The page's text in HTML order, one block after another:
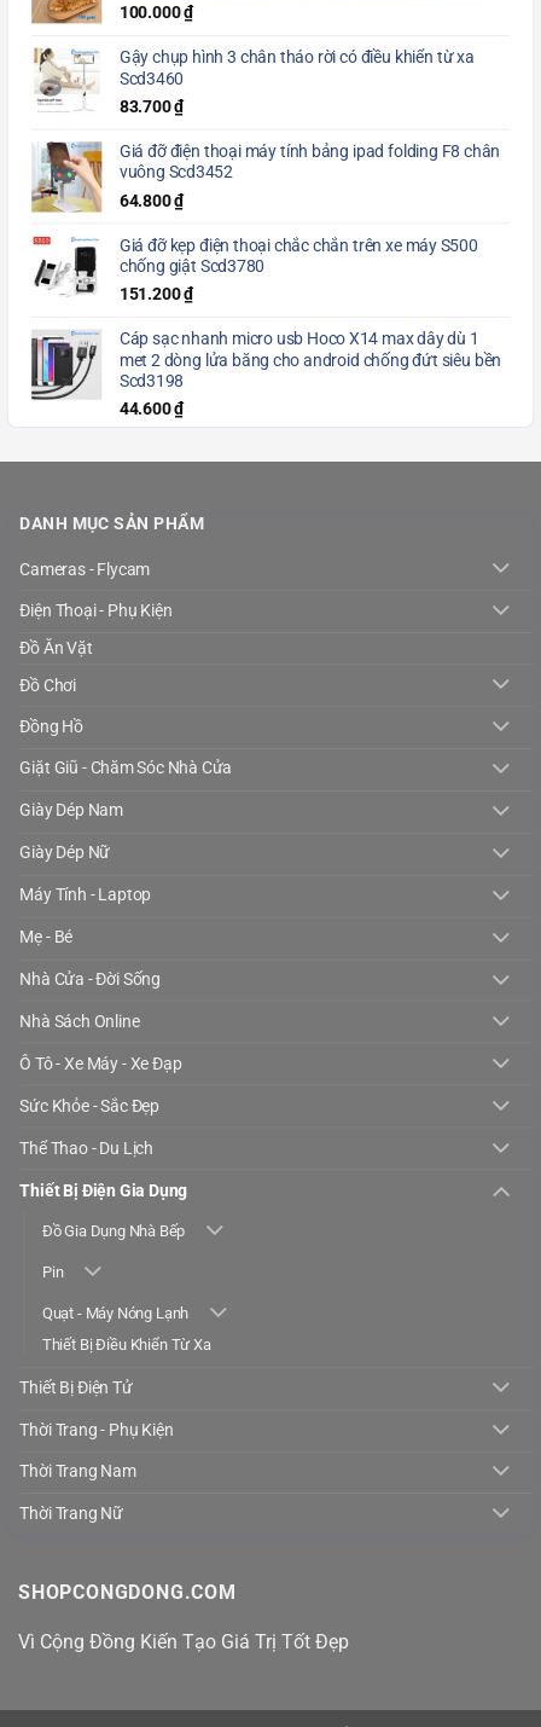
100.000₫
Gậy chụp hình 3 chân tháo rời có điều khiển từ xa
Scd3460
83.700₫
Giá đỡ điện thoại máy tính bảng ipad folding F8 chân
vuông Scd3452
64.800₫
Giá đỡ kẹp điện thoại chắc chắn trên xe máy S500
chống giật Scd3780
151.200₫
Cáp sạc nhanh micro usb Hoco X14 max dây dù 1
met 2 dòng lửa băng cho android chống đứt siêu bền
Scd3198
44.600₫
DANH MỤC SẢN PHẨM
Cameras - Flycam
Điện Thoại - Phụ Kiện
Đồ Ăn Vặt
Đồ Chơi
Đồng Hồ
Giặt Giũ - Chăm Sóc Nhà Cửa
Giày Dép Nam
Giày Dép Nữ
Máy Tính - Laptop
Mẹ - Bé
Nhà Cửa - Đời Sống
Nhà Sách Online
Ô Tô - Xe Máy - Xe Đạp
Sức Khỏe - Sắc Đẹp
Thể Thao - Du Lịch
Thiết Bị Điện Gia Dụng
Đồ Gia Dụng Nhà Bếp
Pin
Quạt - Máy Nóng Lạnh
Thiết Bị Điều Khiển Từ Xa
Thiết Bị Điện Tử
Thời Trang - Phụ Kiện
Thời Trang Nam
Thời Trang Nữ
SHOPCONGDONG.COM
Vì Cộng Đồng Kiến Tạo Giá Trị Tốt Đẹp